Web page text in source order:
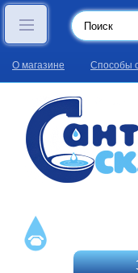
О магазине Способы